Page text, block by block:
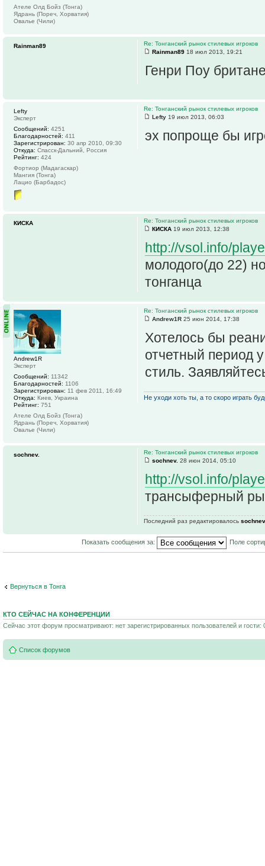
Ателе Олд Бойз (Тонга)
Ядрань (Пореч, Хорватия)
Овалье (Чили)
Re: Тонганский рынок стилевых игроков
Rainman89 18 июл 2013, 19:21
Генри Поу
Rainman89
Re: Тонганский рынок стилевых игроков
Lefty 19 июл 2013, 06:03
эх попроще бы
Lefty
Эксперт
Сообщений: 4251
Благодарностей: 411
Зарегистрирован: 30 апр 2010, 09:30
Откуда: Спасск-Дальний, Россия
Рейтинг: 424
Фортиор (Мадагаскар)
Мангия (Тонга)
Лацио (Барбадос)
Re: Тонганский рынок стилевых игроков
КИСКА 19 июл 2013, 12:38
http://vsol.info/
молодого(до 22)
тонганца
КИСКА
Re: Тонганский рынок стилевых игроков
Andrew1R 25 июн 2014, 17:38
Хотелось бы
отчетный период
стиль.
Не уходи хоть ты, а то скоро играть
Andrew1R
Эксперт
Сообщений: 11342
Благодарностей: 1106
Зарегистрирован: 11 фев 2011, 16:49
Откуда: Киев, Украина
Рейтинг: 751
Ателе Олд Бойз (Тонга)
Ядрань (Пореч, Хорватия)
Овалье (Чили)
Re: Тонганский рынок стилевых игроков
sochnev. 28 июн 2014, 05:10
http://vsol.info/
трансыферный
Последний раз редактировалось
sochnev.
Показать сообщения за: Поле
Вернуться в Тонга
КТО СЕЙЧАС НА КОНФЕРЕНЦИИ
Сейчас этот форум просматривают: нет зарегистрированных пользователей и гости:
Список форумов